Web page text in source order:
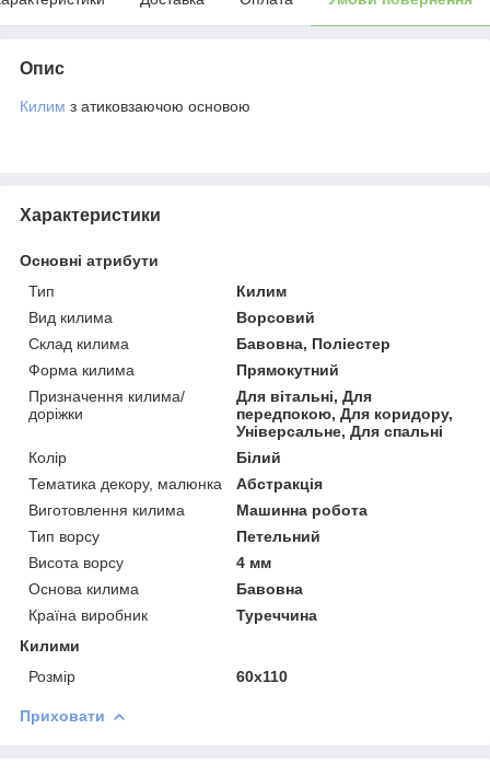
Опис
Килим з атиковзаючою основою
Характеристики
Основні атрибути
Тип
Килим
Вид килима
Ворсовий
Склад килима
Бавовна, Поліестер
Форма килима
Прямокутний
Призначення килима/
доріжки
Для вітальні, Для
передпокою, Для коридору,
Універсальне, Для спальні
Колір
Білий
Тематика декору, малюнка
Абстракція
Виготовлення килима
Машинна робота
Тип ворсу
Петельний
Висота ворсу
4 мм
Основа килима
Бавовна
Країна виробник
Туреччина
Килими
Розмір
60х110
Приховати